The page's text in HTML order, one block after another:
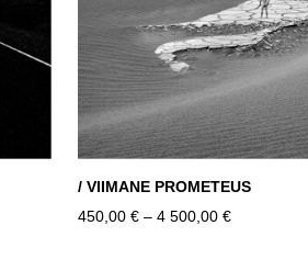
/ VIIMANE PROMETEUS
450,00 €– 4 500,00 €